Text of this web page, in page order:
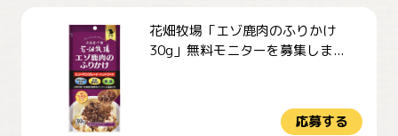
花畑牧場「エゾ鹿肉のふりかけ
30g」無料モニターを募集しま...
応募する